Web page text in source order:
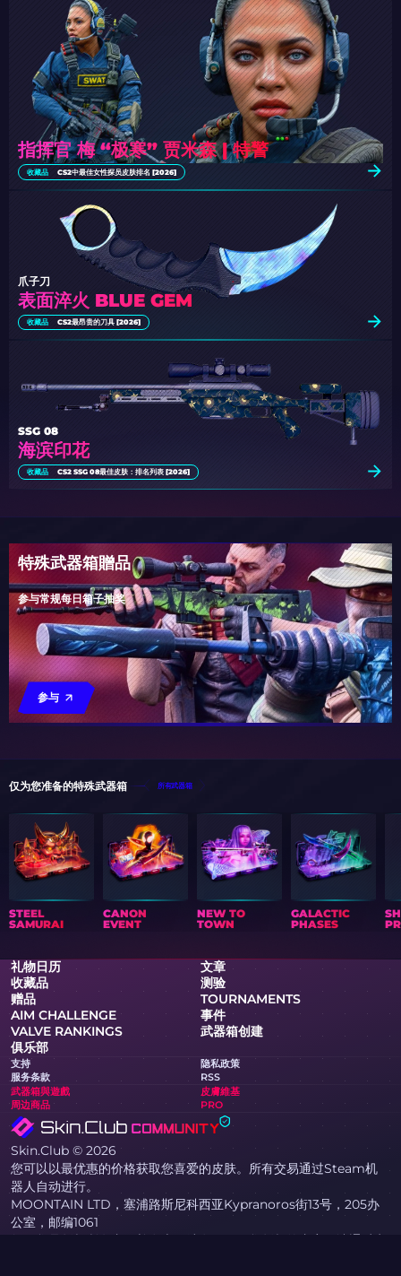
指挥官 梅 “极寒” 贾米森 | 特警
收藏品 CS2中最佳女性探员皮肤排名 [2026]
表面淬火 BLUE GEM
爪子刀
收藏品 CS2最昂贵的刀具 [2026]
海滨印花
SSG 08
收藏品 CS2 SSG 08最佳皮肤：排名列表 [2026]
特殊武器箱贈品
参与常规每日箱子抽奖
参与
仅为您准备的特殊武器箱 所有武器箱
STEEL
SAMURAI
CANON
EVENT
NEW TO
TOWN
GALACTIC
PHASES
礼物日历
文章
收藏品
测验
赠品
TOURNAMENTS
AIM CHALLENGE
事件
VALVE RANKINGS
武器箱创建
俱乐部
支持
隐私政策
服务条款
RSS
武器箱與遊戲
皮膚維基
周边商品
PRO
Skin.Club © 2026
您可以以最优惠的价格获取您喜爱的皮肤。所有交易通过Steam机
器人自动进行。
MOONTAIN LTD，塞浦路斯尼科西亚Kypranoros街13号，205办
公室，邮编1061